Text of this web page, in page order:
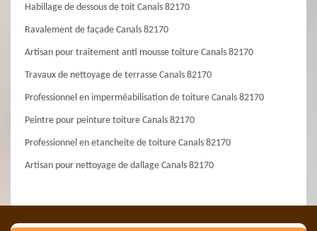
Habillage de dessous de toit Canals 82170
Ravalement de façade Canals 82170
Artisan pour traitement anti mousse toiture Canals 82170
Travaux de nettoyage de terrasse Canals 82170
Professionnel en imperméabilisation de toiture Canals 82170
Peintre pour peinture toiture Canals 82170
Professionnel en etancheite de toiture Canals 82170
Artisan pour nettoyage de dallage Canals 82170